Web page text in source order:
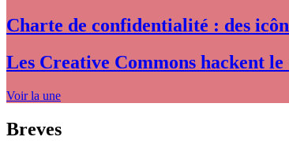
Charte de confidentialité : des
Les Creative Commons hackent
Voir la une
Breves